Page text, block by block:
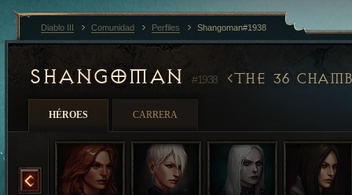
SHANGOMAN #1938 THE 36
HÉROES CARRERA
Diablo III Comunidad Perfiles Shangoman#1938